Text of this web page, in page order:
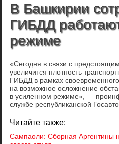
В Башкирии
ГИБДД
режиме
«Сегодня в связи с
увеличится плотность
ГИБДД в рамках
на возможное осложнение
в усиленном режиме», —
службе республиканской
Читайте также:
Сампаоли: Сборная Аргентины